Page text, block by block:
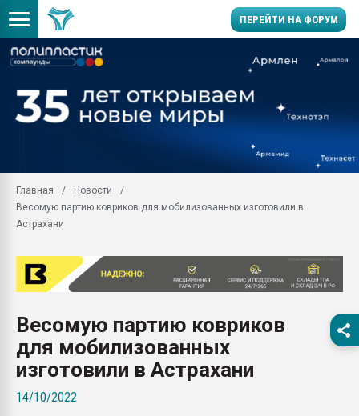
ПЕРЕЙТИ НА ФОРУМ
производство SPC
заводу пластмасс"
28.07.2026
первый план в
28.07.2026
ситуацией на
Всё, что касается
Главная
Новости
Весомую партию ковриков для мобилизованных изготовили в
Астрахани
Весомую партию ковриков
для мобилизованных
изготовили в Астрахани
14/10/2022